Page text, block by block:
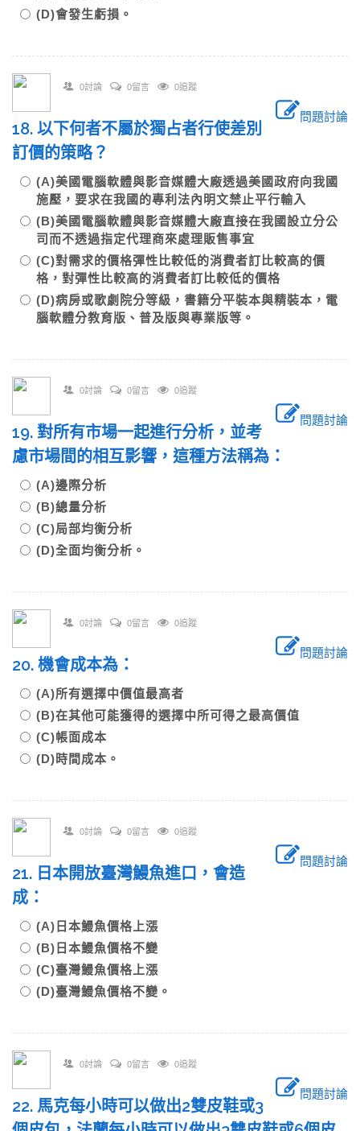
(D)會發生虧損。
0討論 0留言 0追蹤
問題討論
18. 以下何者不屬於獨占者行使差別
訂價的策略？
(A)美國電腦軟體與影音媒體大廠透過美國政府向我國
施壓，要求在我國的專利法內明文禁止平行輸入
(B)美國電腦軟體與影音媒體大廠直接在我國設立分公
司而不透過指定代理商來處理販售事宜
(C)對需求的價格彈性比較低的消費者訂比較高的價
格，對彈性比較高的消費者訂比較低的價格
(D)病房或歌劇院分等級，書籍分平裝本與精裝本，電
腦軟體分教育版、普及版與專業版等。
0討論 0留言 0追蹤
問題討論
19. 對所有市場一起進行分析，並考
慮市場間的相互影響，這種方法稱為：
(A)邊際分析
(B)總量分析
(C)局部均衡分析
(D)全面均衡分析。
0討論 0留言 0追蹤
問題討論
20. 機會成本為：
(A)所有選擇中價值最高者
(B)在其他可能獲得的選擇中所可得之最高價值
(C)帳面成本
(D)時間成本。
0討論 0留言 0追蹤
問題討論
21. 日本開放臺灣鰻魚進口，會造
成：
(A)日本鰻魚價格上漲
(B)日本鰻魚價格不變
(C)臺灣鰻魚價格上漲
(D)臺灣鰻魚價格不變。
0討論 0留言 0追蹤
問題討論
22. 馬克每小時可以做出2雙皮鞋或3